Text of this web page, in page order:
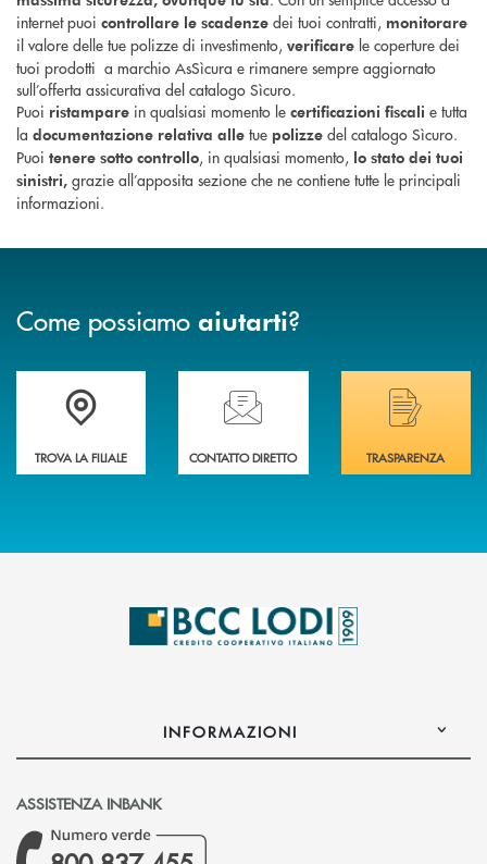
internet puoi controllare le scadenze dei tuoi contratti, monitorare
il valore delle tue polizze di investimento, verificare le coperture dei
tuoi prodotti a marchio AsSìcura e rimanere sempre aggiornato
sull’offerta assicurativa del catalogo Sìcuro.
Puoi ristampare in qualsiasi momento le certificazioni fiscali e tutta
la documentazione relativa alle tue polizze del catalogo Sìcuro.
Puoi tenere sotto controllo, in qualsiasi momento, lo stato dei tuoi
sinistri, grazie all’apposita sezione che ne contiene tutte le principali
informazioni.
Come possiamo aiutarti?
Trova la filiale più vicina a Te
TROVA LA FILIALE
Hai bisogno di assistenza immediata?
CONTATTO DIRETTO
Hai bisogno di
TRASPARENZA
INFORMAZIONI
ASSISTENZA INBANK